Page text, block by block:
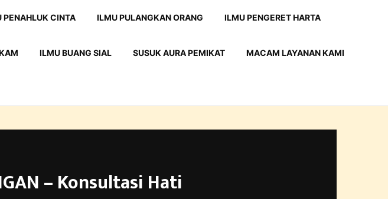
PENAHLUK CINTA ILMU PULANGKAN ORANG ILMU PENGERET HARTA
ILMU BUANG SIAL SUSUK AURA PEMIKAT MACAM LAYANAN KAMI
– Konsultasi Hati